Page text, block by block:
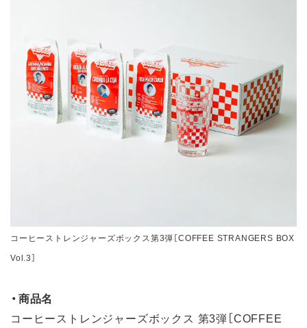
コーヒーストレンジャーズボックス第3弾［COFFEE STRANGERS BOX
Vol.3］
・商品名
コーヒーストレンジャーズボックス 第3弾［COFFEE